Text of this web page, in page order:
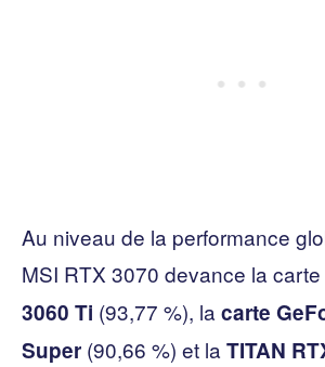
Au niveau de la performance
MSI RTX 3070 devance la carte
3060 Ti (93,77 %), la carte
Super (90,66 %) et la TITAN